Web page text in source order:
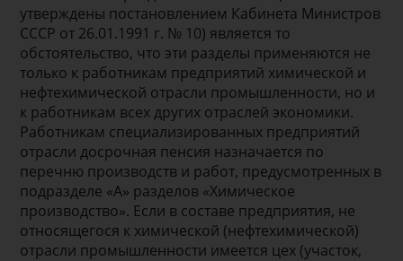
утверждены постановлением Кабинета Министров
СССР от 26.01.1991 г. № 10) является то
обстоятельство, что эти разделы применяются не
только к работникам предприятий химической и
нефтехимической отрасли промышленности, но и
к работникам всех других отраслей экономики.
Работникам специализированных предприятий
отрасли досрочная пенсия назначается по
перечню производств и работ, предусмотренных в
подразделе «А» разделов «Химическое
производство». Если в составе предприятия, не
относящегося к химической (нефтехимической)
отрасли промышленности имеется цех (участок,